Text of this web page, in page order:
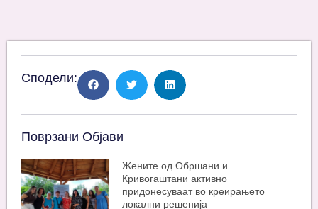
Сподели:
Поврзани Објави
Жените од Обршани и
Кривогаштани активно
придонесуваат во креирањето
локални решенија